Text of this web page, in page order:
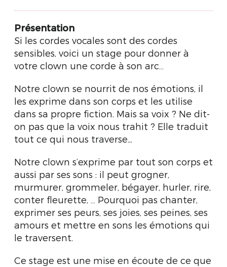
Présentation
Si les cordes vocales sont des cordes
sensibles, voici un stage pour donner à
votre clown une corde à son arc…
Notre clown se nourrit de nos émotions, il
les exprime dans son corps et les utilise
dans sa propre fiction. Mais sa voix ? Ne dit-
on pas que la voix nous trahit ? Elle traduit
tout ce qui nous traverse...
Notre clown s’exprime par tout son corps et
aussi par ses sons : il peut grogner,
murmurer, grommeler, bégayer, hurler, rire,
conter fleurette, … Pourquoi pas chanter,
exprimer ses peurs, ses joies, ses peines, ses
amours et mettre en sons les émotions qui
le traversent.
Ce stage est une mise en écoute de ce que